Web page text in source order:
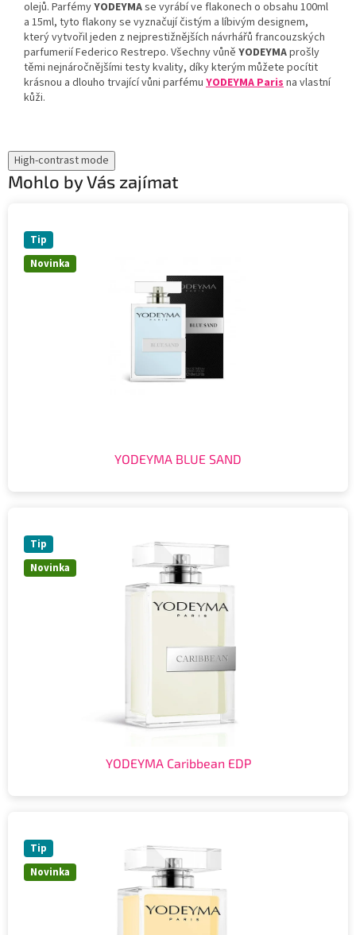
olejů. ParfémyYODEYMAse vyrábí ve flakonech o obsahu 100ml
a 15ml, tyto flakony se vyznačují čistým a líbivým designem,
který vytvořil jeden z nejprestižnějších návrhářů francouzských
parfumerií Federico Restrepo. Všechny vůně YODEYMAprošly
těmi nejnáročnějšími testy kvality, díky kterým můžete pocítit
krásnou a dlouho trvající vůni parfému YODEYMA Paris na vlastní
kůži.
High-contrast mode
Mohlo by Vás zajímat
Novinka
Tip
YODEYMA BLUE SAND
Novinka
Tip
YODEYMA Caribbean EDP
Novinka
Tip